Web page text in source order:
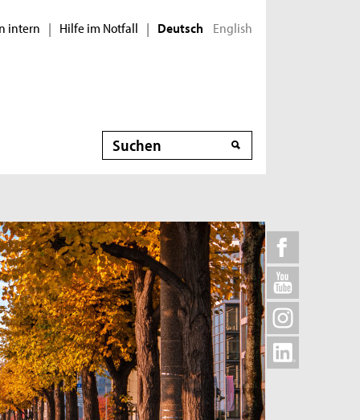
intern | Hilfe im Notfall | Deutsch English
Suche